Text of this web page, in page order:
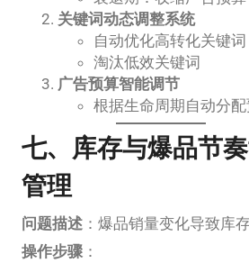
关键词动态调整系统
自动优化高转化关键词
淘汰低效关键词
广告预算智能调节
根据生命周期自动分
七、库存与爆品节
管理
问题描述 ：爆品销量变化导致库存
操作步骤 ：